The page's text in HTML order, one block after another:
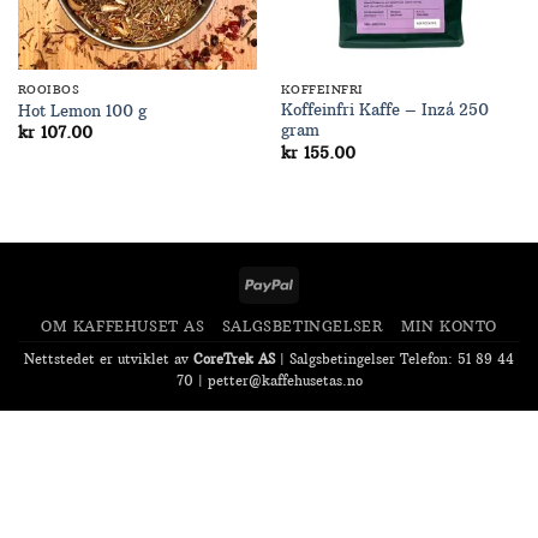
ROOIBOS
Hot Lemon 100 g
kr107.00
KOFFEINFRI
Koffeinfri Kaffe – Inzá 250
gram
kr155.00
PayPal
OM KAFFEHUSET AS SALGSBETINGELSER MIN KONTO
Nettstedet er utviklet av CoreTrek AS| Salgsbetingelser Telefon: 51 89 44
70 | petter@kaffehusetas.no